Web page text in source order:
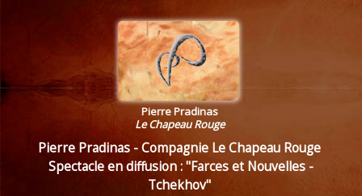
Pierre Pradinas
Le Chapeau Rouge
Pierre Pradinas - Compagnie Le Chapeau Rouge
Spectacle en diffusion : "Farces et Nouvelles -
Tchekhov"